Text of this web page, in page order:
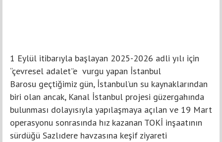
1 Eylül itibarıyla başlayan 2025-2026 adli yılı için
“çevresel adalet”e vurgu yapan İstanbul
Barosu geçtiğimiz gün, İstanbul’un su kaynaklarından
biri olan ancak, Kanal İstanbul projesi güzergahında
bulunması dolayısıyla yapılaşmaya açılan ve 19 Mart
operasyonu sonrasında hız kazanan TOKİ inşaatının
sürdüğü Sazlıdere havzasına keşif ziyareti